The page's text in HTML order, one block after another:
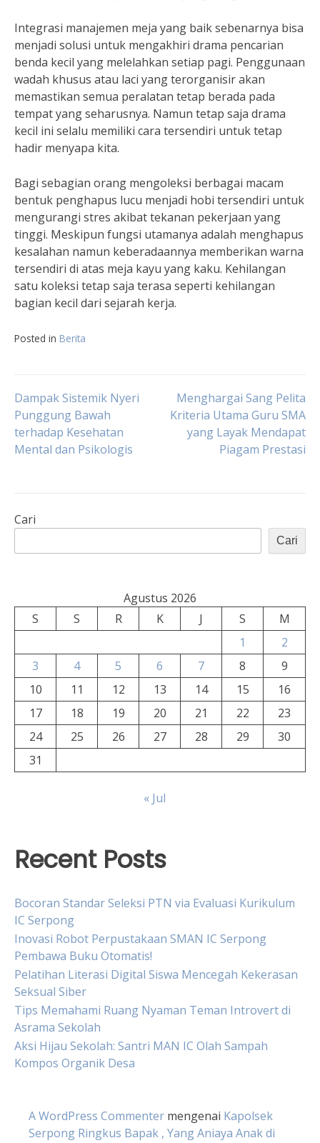
Integrasi manajemen meja yang baik sebenarnya bisa
menjadi solusi untuk mengakhiri drama pencarian
benda kecil yang melelahkan setiap pagi. Penggunaan
wadah khusus atau laci yang terorganisir akan
memastikan semua peralatan tetap berada pada
tempat yang seharusnya. Namun tetap saja drama
kecil ini selalu memiliki cara tersendiri untuk tetap
hadir menyapa kita.
Bagi sebagian orang mengoleksi berbagai macam
bentuk penghapus lucu menjadi hobi tersendiri untuk
mengurangi stres akibat tekanan pekerjaan yang
tinggi. Meskipun fungsi utamanya adalah menghapus
kesalahan namun keberadaannya memberikan warna
tersendiri di atas meja kayu yang kaku. Kehilangan
satu koleksi tetap saja terasa seperti kehilangan
bagian kecil dari sejarah kerja.
Posted in Berita
Navigasi
pos
Dampak Sistemik Nyeri
Punggung Bawah
terhadap Kesehatan
Mental dan Psikologis
Menghargai Sang Pelita
Kriteria Utama Guru SMA
yang Layak Mendapat
Piagam Prestasi
Cari
Cari
Agustus 2026
S
S R K J S
M
1
2
3
4 5 6 7 8
9
10
11 12 13 14 15
16
17
18 19 20 21 22
23
24
25 26 27 28 29
30
31
« Jul
Recent Posts
Bocoran Standar Seleksi PTN via Evaluasi Kurikulum
IC Serpong
Inovasi Robot Perpustakaan SMAN IC Serpong
Pembawa Buku Otomatis!
Pelatihan Literasi Digital Siswa Mencegah Kekerasan
Seksual Siber
Tips Memahami Ruang Nyaman Teman Introvert di
Asrama Sekolah
Aksi Hijau Sekolah: Santri MAN IC Olah Sampah
Kompos Organik Desa
A WordPress Commenter mengenai Kapolsek
Serpong Ringkus Bapak , Yang Aniaya Anak di